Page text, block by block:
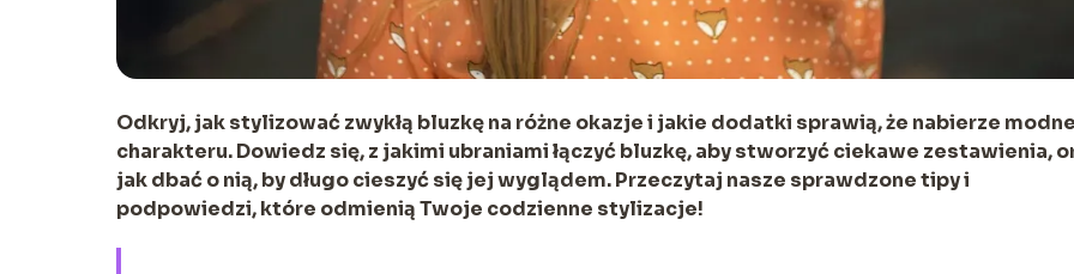
Odkryj, jak stylizować zwykłą bluzkę na różne okazje i jakie dodatki sprawią, że nabierze
charakteru. Dowiedz się, z jakimi ubraniami łączyć bluzkę, aby stworzyć ciekawe zestawienia,
jak dbać o nią, by długo cieszyć się jej wyglądem. Przeczytaj nasze sprawdzone tipy i
podpowiedzi, które odmienią Twoje codzienne stylizacje!